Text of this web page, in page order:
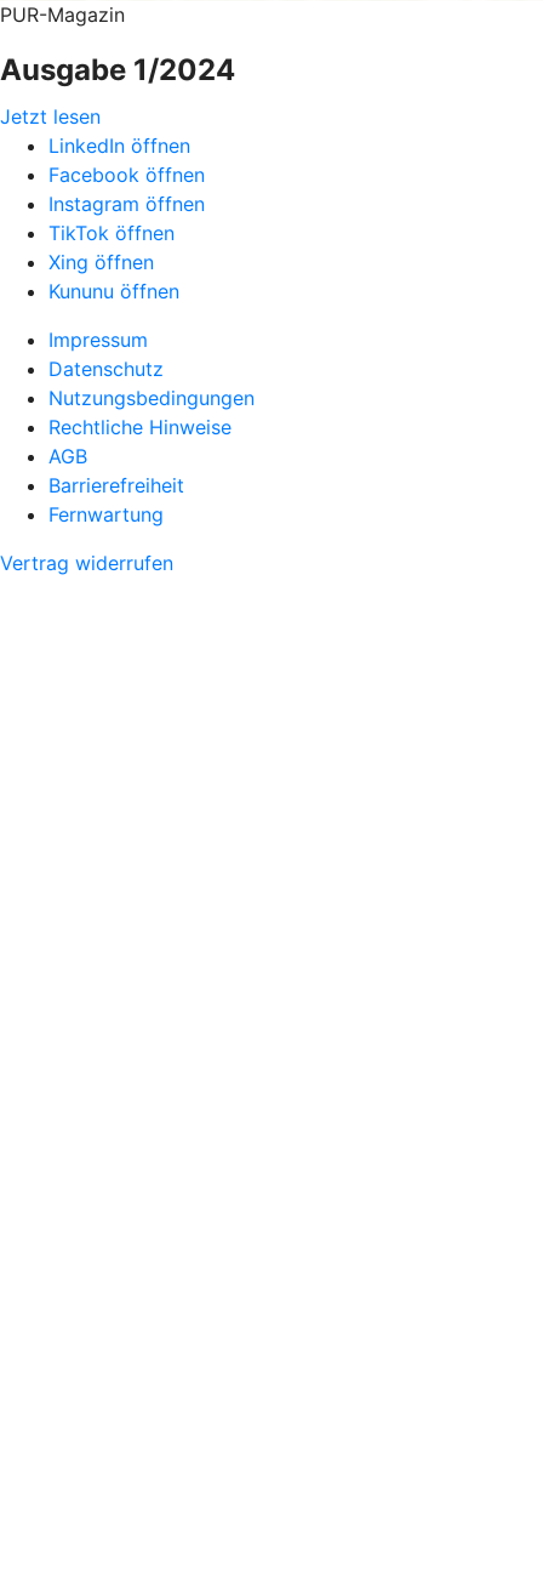
PUR-Magazin
Ausgabe 1/2024
Jetzt lesen
LinkedIn öffnen
Facebook öffnen
Instagram öffnen
TikTok öffnen
Xing öffnen
Kununu öffnen
Impressum
Datenschutz
Nutzungsbedingungen
Rechtliche Hinweise
AGB
Barrierefreiheit
Fernwartung
Vertrag widerrufen